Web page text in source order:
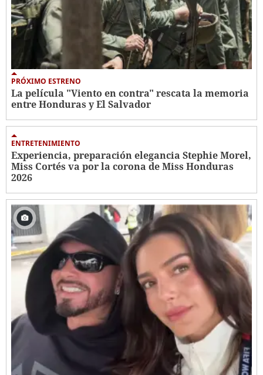
PRÓXIMO ESTRENO
La película "Viento en contra" rescata la memoria
entre Honduras y El Salvador
ENTRETENIMIENTO
Experiencia, preparación elegancia Stephie Morel,
Miss Cortés va por la corona de Miss Honduras
2026